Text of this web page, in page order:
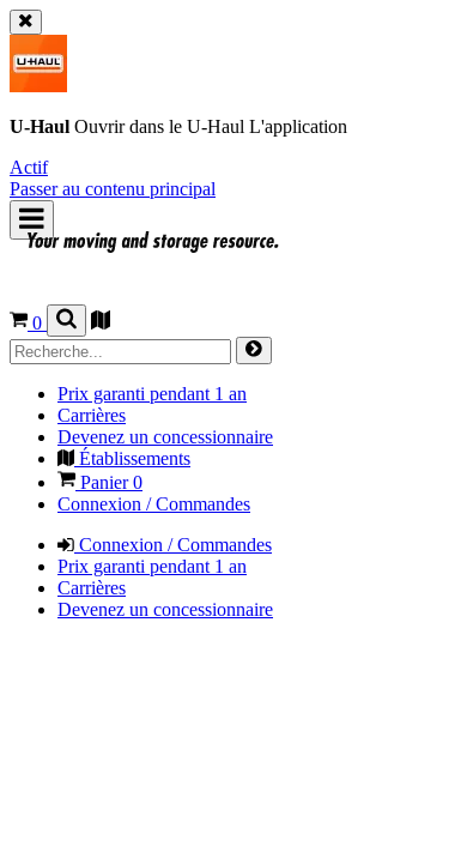
U-Haul Ouvrir dans le U-Haul L'application
Actif
Passer au contenu principal
0
Prix garanti pendant 1 an
Carrières
Devenez un concessionnaire
Établissements
Panier0
Connexion / Commandes
Connexion / Commandes
Prix garanti pendant 1 an
Carrières
Devenez un concessionnaire